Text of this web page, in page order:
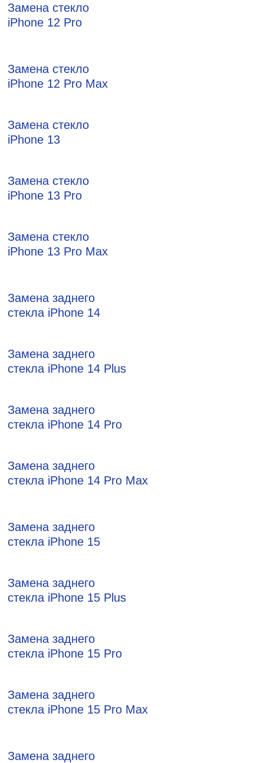
Замена стекло
iPhone 12 Pro
Замена стекло
iPhone 12 Pro Max
Замена стекло
iPhone 13
Замена стекло
iPhone 13 Pro
Замена стекло
iPhone 13 Pro Max
Замена заднего
стекла iPhone 14
Замена заднего
стекла iPhone 14 Plus
Замена заднего
стекла iPhone 14 Pro
Замена заднего
стекла iPhone 14 Pro Max
Замена заднего
стекла iPhone 15
Замена заднего
стекла iPhone 15 Plus
Замена заднего
стекла iPhone 15 Pro
Замена заднего
стекла iPhone 15 Pro Max
Замена заднего